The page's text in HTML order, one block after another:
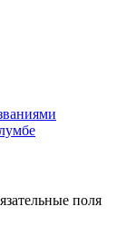
поля